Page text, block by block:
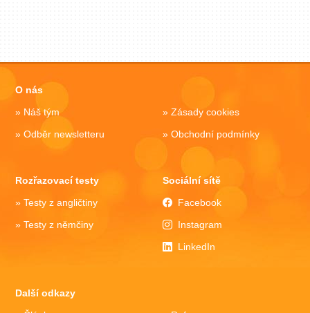
O nás
Náš tým
Odběr newsletteru
Zásady cookies
Obchodní podmínky
Rozřazovací testy
Testy z angličtiny
Testy z němčiny
Sociální sítě
Facebook
Instagram
LinkedIn
Další odkazy